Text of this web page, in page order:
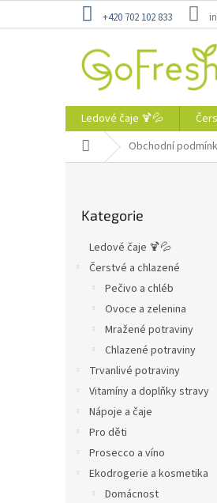
+420 702 102 833
Ledové čaje 🍹💦
Domů Obchodní
kategorie
Kategorie
Ledové čaje 🍹💦
Čerstvé a chlazené
Pečivo a chléb
Ovoce a zelenina
Mražené potraviny
Chlazené potraviny
Trvanlivé potraviny
Vitamíny a doplňky stravy
Nápoje a čaje
Pro děti
Prosecco a víno
Ekodrogerie a kosmetika
Domácnost